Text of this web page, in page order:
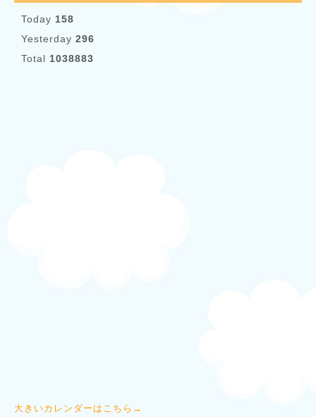
Today 158
Yesterday 296
Total 1038883
大きいカレンダーはこちら→